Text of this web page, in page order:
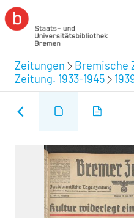
Zeitungen Bremische
Zeitung. 1933-1945